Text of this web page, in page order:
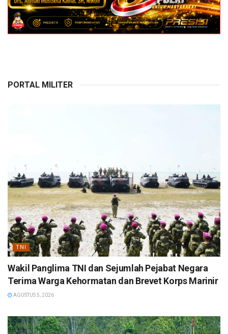
PORTAL MILITER
TNI
Wakil Panglima TNI dan Sejumlah Pejabat Negara
Terima Warga Kehormatan dan Brevet Korps Marinir
AGUSTUS 5, 2026